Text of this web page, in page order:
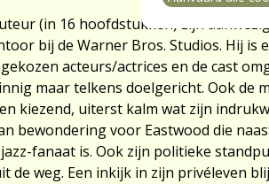
(in 16 hoofdstukken) zijn
bij de Warner Bros. Studios. Hij is
acteurs/actrices en de cast
maar telkens doelgericht. Ook de
kiezend, uiterst kalm wat zijn
bewondering voor Eastwood die
fanaat is. Ook zijn politieke
de weg. Een inkijk in zijn privéleven